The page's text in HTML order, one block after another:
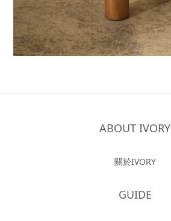
ABOUT IVORY
關於IVORY
GUIDE